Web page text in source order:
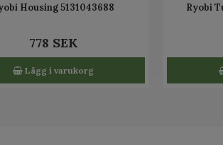
Housing 5131043688
778 SEK
Lägg i varukorg
Ryobi